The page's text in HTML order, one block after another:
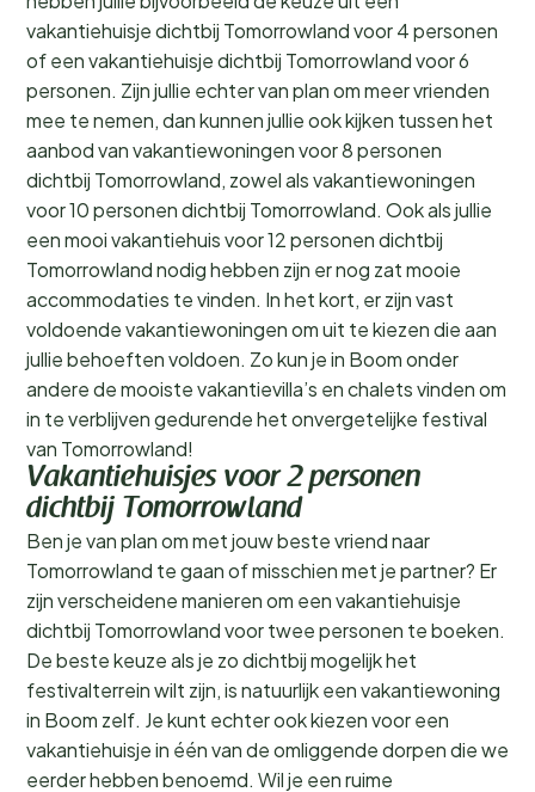
vakantiehuisje dichtbij Tomorrowland voor 4 personen
of een vakantiehuisje dichtbij Tomorrowland voor 6
personen. Zijn jullie echter van plan om meer vrienden
mee te nemen, dan kunnen jullie ook kijken tussen het
aanbod van vakantiewoningen voor 8 personen
dichtbij Tomorrowland, zowel als vakantiewoningen
voor 10 personen dichtbij Tomorrowland. Ook als jullie
een mooi vakantiehuis voor 12 personen dichtbij
Tomorrowland nodig hebben zijn er nog zat mooie
accommodaties te vinden. In het kort, er zijn vast
voldoende vakantiewoningen om uit te kiezen die aan
jullie behoeften voldoen. Zo kun je in Boom onder
andere de mooiste vakantievilla’s en chalets vinden om
in te verblijven gedurende het onvergetelijke festival
van Tomorrowland!
Vakantiehuisjes voor 2 personen
dichtbij Tomorrowland
Ben je van plan om met jouw beste vriend naar
Tomorrowland te gaan of misschien met je partner? Er
zijn verscheidene manieren om een vakantiehuisje
dichtbij Tomorrowland voor twee personen te boeken.
De beste keuze als je zo dichtbij mogelijk het
festivalterrein wilt zijn, is natuurlijk een vakantiewoning
in Boom zelf. Je kunt echter ook kiezen voor een
vakantiehuisje in één van de omliggende dorpen die we
eerder hebben benoemd. Wil je een ruime